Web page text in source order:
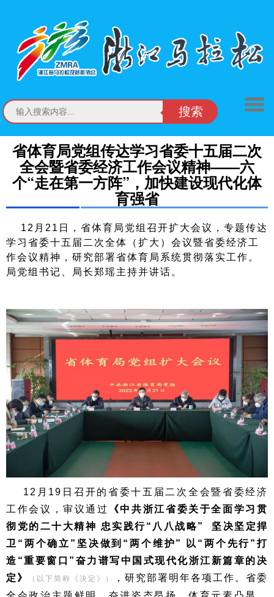
搜索
省体育局党组传达学习省委十五届二次
全会暨省委经济工作会议精神——六
个“走在第一方阵”，加快建设现代化体
育强省
12月21日，省体育局党组召开扩大会议，专题传达
学习省委十五届二次全体（扩大）会议暨省委经济工
作会议精神，研究部署省体育局系统贯彻落实工作。
局党组书记、局长郑瑶主持并讲话。
12月19日召开的省委十五届二次全会暨省委经济
工作会议，审议通过
《中共浙江省委关于全面学习贯
彻党的二十大精神 忠实践行“八八战略” 坚决坚定捍
卫“两个确立”坚决做到“两个维护” 以“两个先行”打
造“重要窗口”奋力谱写中国式现代化浙江新篇章的决
定》
（以下简称《决定》）
，研究部署明年各项工作。省委